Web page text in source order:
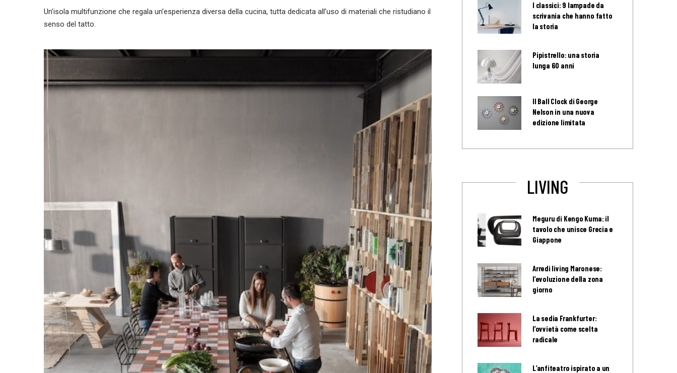
Un’isola multifunzione che regala un’esperienza diversa della cucina, tutta dedicata all’uso di materiali che ristudiano il
senso del tatto.
I classici: 9 lampade da
scrivania che hanno fatto
la storia
Pipistrello: una storia
lunga 60 anni
Il Ball Clock di George
Nelson in una nuova
edizione limitata
LIVING
Meguru di Kengo Kuma: il
tavolo che unisce Grecia e
Giappone
Arredi living Maronese:
l’evoluzione della zona
giorno
La sedia Frankfurter:
l’ovvietà come scelta
radicale
L’anfiteatro ispirato a un